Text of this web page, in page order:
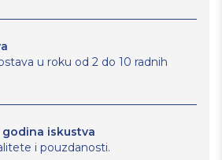
u roku od 2 do 10 radnih
godina iskustva
i pouzdanosti.